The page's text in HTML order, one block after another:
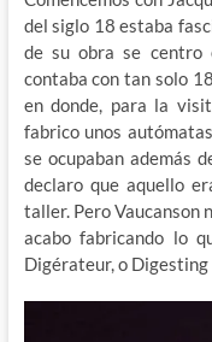
del siglo 18 estaba
de su obra se centro
contaba con tan solo
en donde, para la
fabrico unos
se ocupaban además
declaro que aquello
taller. Pero Vaucanson
acabo fabricando lo
Digérateur, o Digesting